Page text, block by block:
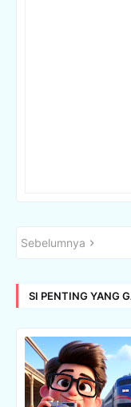
Sebelumnya
SI PENTING YANG